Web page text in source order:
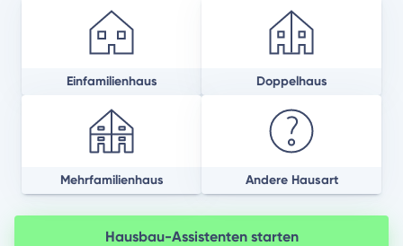
Einfamilienhaus Doppelhaus
Mehrfamilienhaus Andere Hausart
Hausbau-Assistenten starten